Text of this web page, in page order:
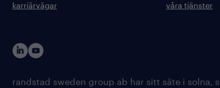
karriärvägar
våra tjänster
randstad sweden group ab har sitt säte i solna,